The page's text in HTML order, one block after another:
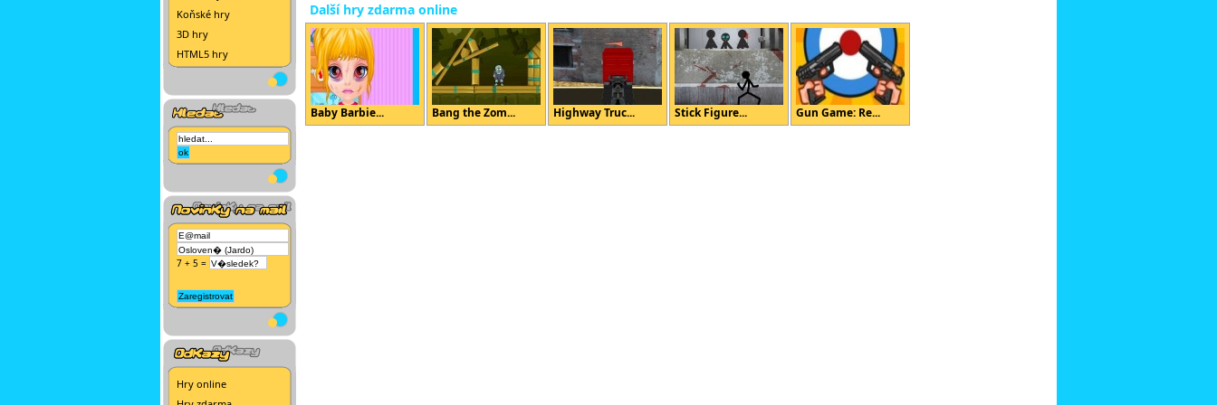
Koňské hry
3D hry
HTML5 hry
7 + 5 =
Hry online
Další hry zdarma online
Baby Barbie... Bang the Zom... Highway Truc... Stick Figure... Gun Game: Re...